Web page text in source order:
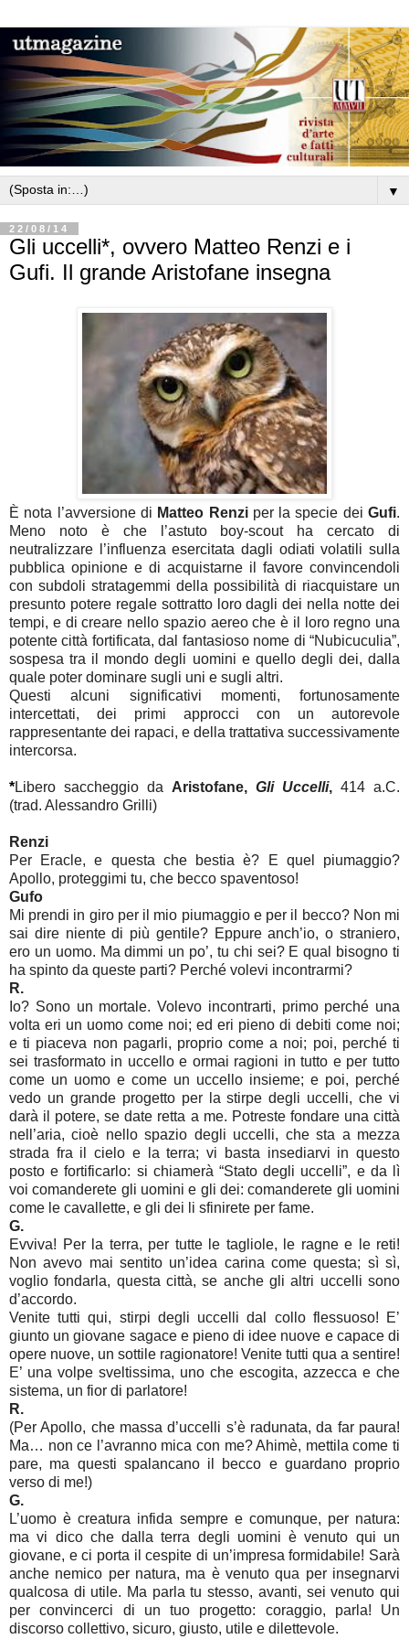
▼
22/08/14
Gli uccelli*, ovvero Matteo Renzi e i
Gufi. Il grande Aristofane insegna
È nota l’avversione di Matteo Renzi per la specie deiGufi.
Meno noto è che l’astuto boy-scout ha cercato di
neutralizzare l’influenza esercitata dagli odiati volatili sulla
pubblica opinione e di acquistarne il favore convincendoli
con subdoli stratagemmi della possibilità di riacquistare un
presunto potere regale sottratto loro dagli dei nella notte dei
tempi, e di creare nello spazio aereo che è il loro regno una
potente città fortificata, dal fantasioso nome di “Nubicuculia”,
sospesa tra il mondo degli uomini e quello degli dei, dalla
quale poter dominare sugli uni e sugli altri.
Questi alcuni significativi momenti, fortunosamente
intercettati, dei primi approcci con un autorevole
rappresentante dei rapaci, e della trattativa successivamente
intercorsa.
*Libero saccheggio da Aristofane, Gli Uccelli, 414 a.C.
(trad. Alessandro Grilli)
Renzi
Per Eracle, e questa che bestia è? E quel piumaggio?
Apollo, proteggimi tu, che becco spaventoso!
Gufo
Mi prendi in giro per il mio piumaggio e per il becco? Non mi
sai dire niente di più gentile? Eppure anch’io, o straniero,
ero un uomo. Ma dimmi un po’, tu chi sei? E qual bisogno ti
ha spinto da queste parti? Perché volevi incontrarmi?
R.
Io? Sono un mortale. Volevo incontrarti, primo perché una
volta eri un uomo come noi; ed eri pieno di debiti come noi;
e ti piaceva non pagarli, proprio come a noi; poi, perché ti
sei trasformato in uccello e ormai ragioni in tutto e per tutto
come un uomo e come un uccello insieme; e poi, perché
vedo un grande progetto per la stirpe degli uccelli, che vi
darà il potere, se date retta a me. Potreste fondare una città
nell’aria, cioè nello spazio degli uccelli, che sta a mezza
strada fra il cielo e la terra; vi basta insediarvi in questo
posto e fortificarlo: si chiamerà “Stato degli uccelli”, e da lì
voi comanderete gli uomini e gli dei: comanderete gli uomini
come le cavallette, e gli dei li sfinirete per fame.
G.
Evviva! Per la terra, per tutte le tagliole, le ragne e le reti!
Non avevo mai sentito un’idea carina come questa; sì sì,
voglio fondarla, questa città, se anche gli altri uccelli sono
d’accordo.
Venite tutti qui, stirpi degli uccelli dal collo flessuoso! E’
giunto un giovane sagace e pieno di idee nuove e capace di
opere nuove, un sottile ragionatore! Venite tutti qua a sentire!
E’ una volpe sveltissima, uno che escogita, azzecca e che
sistema, un fior di parlatore!
R.
(Per Apollo, che massa d’uccelli s’è radunata, da far paura!
Ma… non ce l’avranno mica con me? Ahimè, mettila come ti
pare, ma questi spalancano il becco e guardano proprio
verso di me!)
G.
L’uomo è creatura infida sempre e comunque, per natura:
ma vi dico che dalla terra degli uomini è venuto qui un
giovane, e ci porta il cespite di un’impresa formidabile! Sarà
anche nemico per natura, ma è venuto qua per insegnarvi
qualcosa di utile. Ma parla tu stesso, avanti, sei venuto qui
per convincerci di un tuo progetto: coraggio, parla! Un
discorso collettivo, sicuro, giusto, utile e dilettevole.